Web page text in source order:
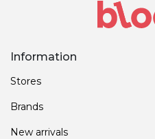
Information
Stores
Brands
New arrivals